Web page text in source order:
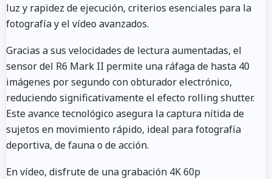
luz y rapidez de ejecución, criterios esenciales para la
fotografía y el vídeo avanzados.
Gracias a sus velocidades de lectura aumentadas, el
sensor del R6 Mark II permite una ráfaga de hasta 40
imágenes por segundo con obturador electrónico,
reduciendo significativamente el efecto rolling shutter.
Este avance tecnológico asegura la captura nítida de
sujetos en movimiento rápido, ideal para fotografía
deportiva, de fauna o de acción.
En vídeo, disfrute de una grabación 4K 60p